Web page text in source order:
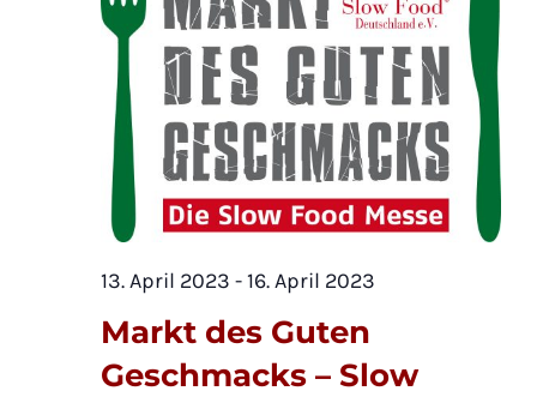
13. April 2023 -16. April 2023
Markt des Guten
Geschmacks – Slow